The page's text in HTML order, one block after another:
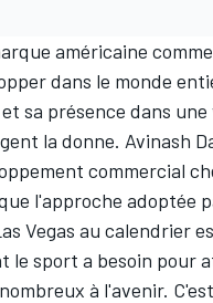
américaine
dans le monde
sa présence dans une
la donne. Avinash
commercial
l'approche adoptée
Vegas au calendrier
le sport a besoin pour
à l'avenir.